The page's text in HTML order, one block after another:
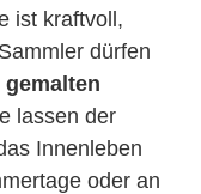
ist kraftvoll,
dürfen
lassen der
Innenleben
oder an